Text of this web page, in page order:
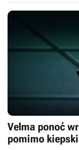
Velma ponoć
pomimo